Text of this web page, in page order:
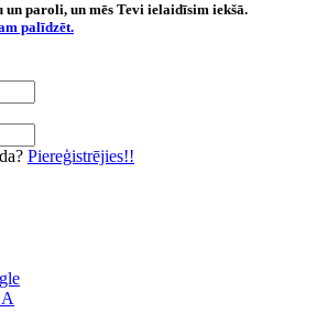
paroli, un mēs Tevi ielaidīsim iekšā.
palīdzēt.
Piereģistrējies!!